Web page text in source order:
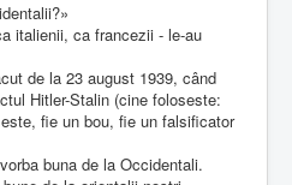
italienii, ca francezii - le-au
de la 23 august 1939, când
Hitler-Stalin (cine foloseste:
fie un bou, fie un falsificator
buna de la Occidentali.